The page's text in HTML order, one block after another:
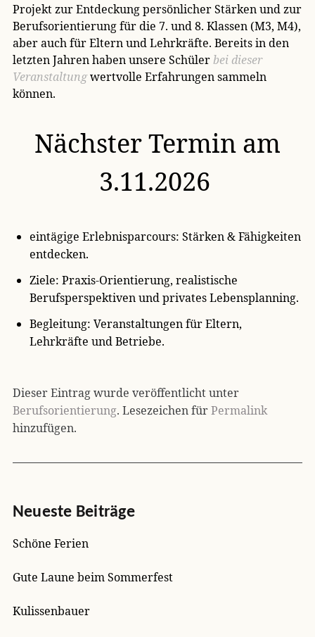
Projekt zur Entdeckung persönlicher Stärken und zur
Berufsorientierung für die 7. und 8. Klassen (M3, M4),
aber auch für Eltern und Lehrkräfte. Bereits in den
letzten Jahren haben unsere Schülerbei dieser
Veranstaltungwertvolle Erfahrungen sammeln
können.
Nächster Termin am
3.11.2026
eintägige Erlebnisparcours: Stärken & Fähigkeiten
entdecken.
Ziele: Praxis-Orientierung, realistische
Berufsperspektiven und privates Lebensplanning.
Begleitung: Veranstaltungen für Eltern,
Lehrkräfte und Betriebe.
Dieser Eintrag wurde veröffentlicht unter
Berufsorientierung. Lesezeichen fürPermalink
hinzufügen.
Neueste Beiträge
Schöne Ferien
Gute Laune beim Sommerfest
Kulissenbauer